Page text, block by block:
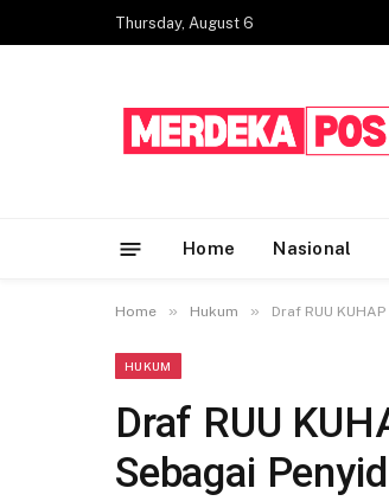
Thursday, August 6
Home Nasional
Home » Hukum » Draf RUU
HUKUM
Draf RUU
Sebagai